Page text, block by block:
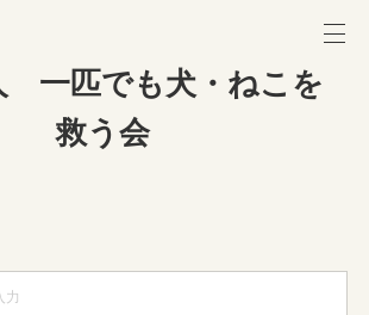
一匹でも犬・ねこを
救う会